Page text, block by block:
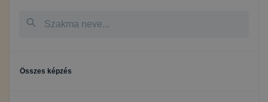
Összes képzés